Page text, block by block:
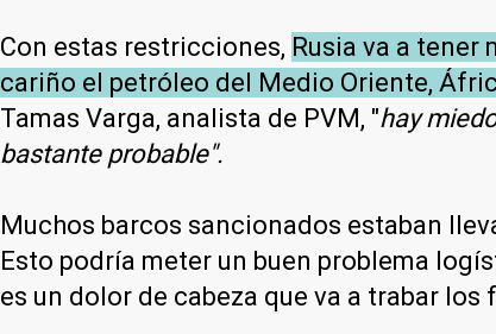
Con estas restricciones, Rusia va a tener
cariño el petróleo del Medio Oriente,
Tamas Varga, analista de PVM, "hay
bastante probable".
Muchos barcos sancionados estaban
Esto podría meter un buen problema
es un dolor de cabeza que va a trabar los